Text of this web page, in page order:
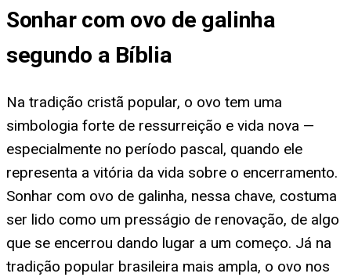
Sonhar com ovo de galinha
segundo a Bíblia
Na tradição cristã popular, o ovo tem uma
simbologia forte de ressurreição e vida nova —
especialmente no período pascal, quando ele
representa a vitória da vida sobre o encerramento.
Sonhar com ovo de galinha, nessa chave, costuma
ser lido como um presságio de renovação, de algo
que se encerrou dando lugar a um começo. Já na
tradição popular brasileira mais ampla, o ovo nos